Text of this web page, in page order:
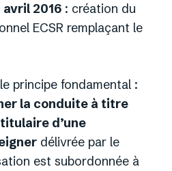
2016 : création du
ECSR remplaçant le
le principe fondamental :
la conduite à titre
d’une
délivrée par le
est subordonnée à